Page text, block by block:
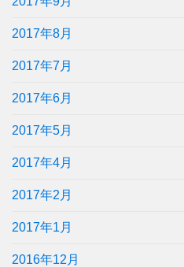
2017年8月
2017年7月
2017年6月
2017年5月
2017年4月
2017年2月
2017年1月
2016年12月